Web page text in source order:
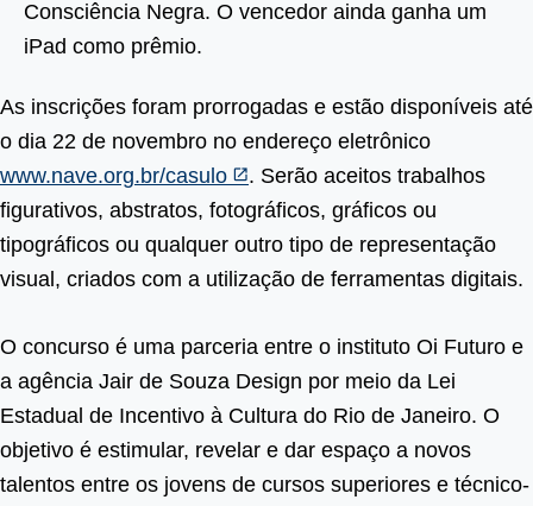
Consciência Negra. O vencedor ainda ganha um
iPad como prêmio.
As inscrições foram prorrogadas e estão disponíveis até
o dia 22 de novembro no endereço eletrônico
www.nave.org.br/casulo
. Serão aceitos trabalhos
figurativos, abstratos, fotográficos, gráficos ou
tipográficos ou qualquer outro tipo de representação
visual, criados com a utilização de ferramentas digitais.
O concurso é uma parceria entre o instituto Oi Futuro e
a agência Jair de Souza Design por meio da Lei
Estadual de Incentivo à Cultura do Rio de Janeiro. O
objetivo é estimular, revelar e dar espaço a novos
talentos entre os jovens de cursos superiores e técnico-